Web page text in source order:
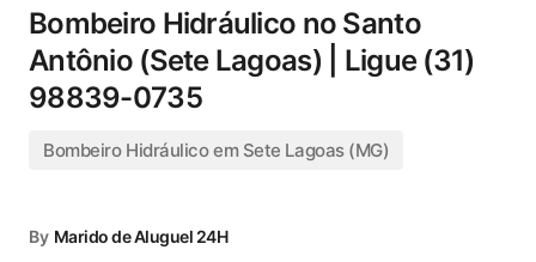
Bombeiro Hidráulico no Santo
Antônio (Sete Lagoas) | Ligue (31)
98839-0735
Bombeiro Hidráulico em Sete Lagoas (MG)
By Marido de Aluguel 24H